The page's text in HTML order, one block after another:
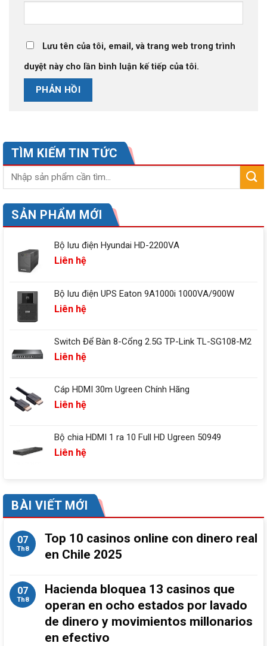
Lưu tên của tôi, email, và trang web trong trình
duyệt này cho lần bình luận kế tiếp của tôi.
TÌM KIẾM TIN TỨC
SẢN PHẨM MỚI
Bộ lưu điện Hyundai HD-2200VA
Liên hệ
Bộ lưu điện UPS Eaton 9A1000i 1000VA/900W
Liên hệ
Switch Để Bàn 8-Cổng 2.5G TP-Link TL-SG108-M2
Liên hệ
Cáp HDMI 30m Ugreen Chính Hãng
Liên hệ
Bộ chia HDMI 1 ra 10 Full HD Ugreen 50949
Liên hệ
BÀI VIẾT MỚI
07
Th8
Top 10 casinos online con dinero real
en Chile 2025
07
Th8
Hacienda bloquea 13 casinos que
operan en ocho estados por lavado
de dinero y movimientos millonarios
en efectivo